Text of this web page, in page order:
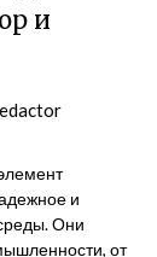
и
и
Они
от